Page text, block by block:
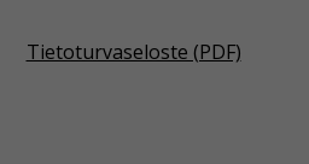
Tietoturvaseloste (PDF)